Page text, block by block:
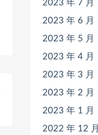
2023 年 7 月
2023 年 6 月
2023 年 5 月
2023 年 4 月
2023 年 3 月
2023 年 2 月
2023 年 1 月
2022 年 12 月